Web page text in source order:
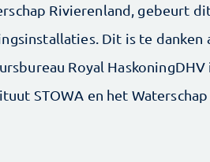
Rivierenland, gebeurt
Dit is te danken
Royal HaskoningDHV
STOWA en het Waterschap